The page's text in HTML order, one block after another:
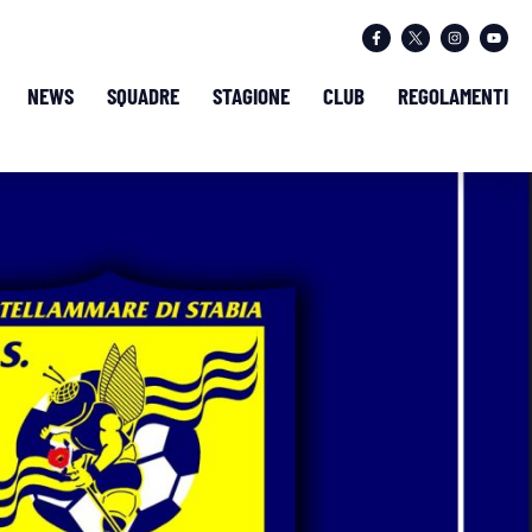
NEWS SQUADRE STAGIONE CLUB REGOLAMENTI